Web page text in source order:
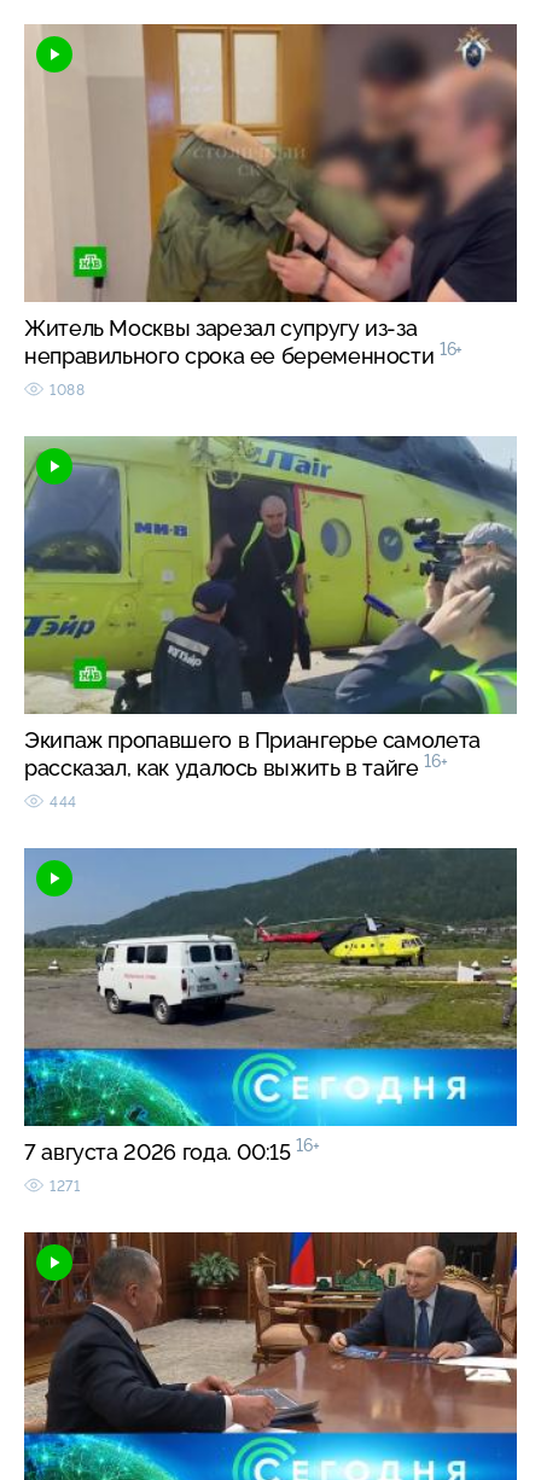
Житель Москвы зарезал супругу из-за
неправильного срока ее беременности 16+
1088
Экипаж пропавшего в Приангерье самолета
рассказал, как удалось выжить в тайге 16+
444
7 августа 2026 года. 00:15 16+
1271